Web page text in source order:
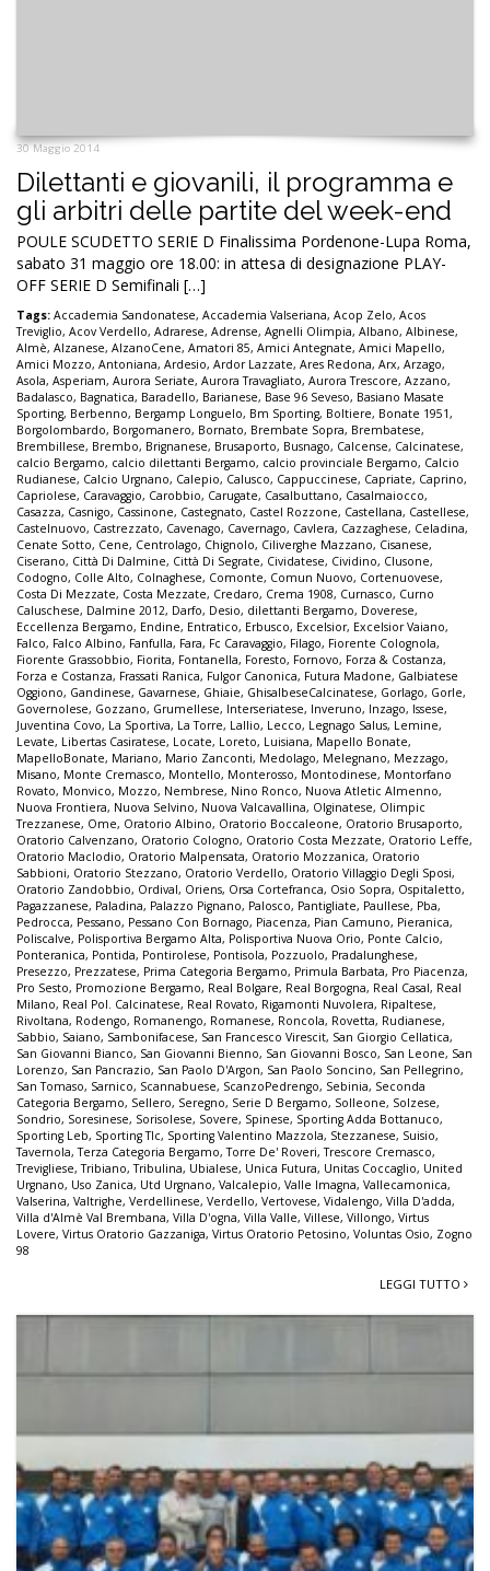
30 Maggio 2014
Dilettanti e giovanili, il programma e
gli arbitri delle partite del week-end
POULE SCUDETTO SERIE D Finalissima Pordenone-Lupa Roma,
sabato 31 maggio ore 18.00: in attesa di designazione PLAY-
OFF SERIE D Semifinali […]
Tags: Accademia Sandonatese, Accademia Valseriana, Acop Zelo, Acos
Treviglio, Acov Verdello, Adrarese, Adrense, Agnelli Olimpia, Albano, Albinese,
Almè, Alzanese, AlzanoCene, Amatori 85, Amici Antegnate, Amici Mapello,
Amici Mozzo, Antoniana, Ardesio, Ardor Lazzate, Ares Redona, Arx, Arzago,
Asola, Asperiam, Aurora Seriate, Aurora Travagliato, Aurora Trescore, Azzano,
Badalasco, Bagnatica, Baradello, Barianese, Base 96 Seveso, Basiano Masate
Sporting, Berbenno, Bergamp Longuelo, Bm Sporting, Boltiere, Bonate 1951,
Borgolombardo, Borgomanero, Bornato, Brembate Sopra, Brembatese,
Brembillese, Brembo, Brignanese, Brusaporto, Busnago, Calcense, Calcinatese,
calcio Bergamo, calcio dilettanti Bergamo, calcio provinciale Bergamo, Calcio
Rudianese, Calcio Urgnano, Calepio, Calusco, Cappuccinese, Capriate, Caprino,
Capriolese, Caravaggio, Carobbio, Carugate, Casalbuttano, Casalmaiocco,
Casazza, Casnigo, Cassinone, Castegnato, Castel Rozzone, Castellana, Castellese,
Castelnuovo, Castrezzato, Cavenago, Cavernago, Cavlera, Cazzaghese, Celadina,
Cenate Sotto, Cene, Centrolago, Chignolo, Ciliverghe Mazzano, Cisanese,
Ciserano, Città Di Dalmine, Città Di Segrate, Cividatese, Cividino, Clusone,
Codogno, Colle Alto, Colnaghese, Comonte, Comun Nuovo, Cortenuovese,
Costa Di Mezzate, Costa Mezzate, Credaro, Crema 1908, Curnasco, Curno
Caluschese, Dalmine 2012, Darfo, Desio, dilettanti Bergamo, Doverese,
Eccellenza Bergamo, Endine, Entratico, Erbusco, Excelsior, Excelsior Vaiano,
Falco, Falco Albino, Fanfulla, Fara, Fc Caravaggio, Filago, Fiorente Colognola,
Fiorente Grassobbio, Fiorita, Fontanella, Foresto, Fornovo, Forza & Costanza,
Forza e Costanza, Frassati Ranica, Fulgor Canonica, Futura Madone, Galbiatese
Oggiono, Gandinese, Gavarnese, Ghiaie, GhisalbeseCalcinatese, Gorlago, Gorle,
Governolese, Gozzano, Grumellese, Interseriatese, Inveruno, Inzago, Issese,
Juventina Covo, La Sportiva, La Torre, Lallio, Lecco, Legnago Salus, Lemine,
Levate, Libertas Casiratese, Locate, Loreto, Luisiana, Mapello Bonate,
MapelloBonate, Mariano, Mario Zanconti, Medolago, Melegnano, Mezzago,
Misano, Monte Cremasco, Montello, Monterosso, Montodinese, Montorfano
Rovato, Monvico, Mozzo, Nembrese, Nino Ronco, Nuova Atletic Almenno,
Nuova Frontiera, Nuova Selvino, Nuova Valcavallina, Olginatese, Olimpic
Trezzanese, Ome, Oratorio Albino, Oratorio Boccaleone, Oratorio Brusaporto,
Oratorio Calvenzano, Oratorio Cologno, Oratorio Costa Mezzate, Oratorio Leffe,
Oratorio Maclodio, Oratorio Malpensata, Oratorio Mozzanica, Oratorio
Sabbioni, Oratorio Stezzano, Oratorio Verdello, Oratorio Villaggio Degli Sposi,
Oratorio Zandobbio, Ordival, Oriens, Orsa Cortefranca, Osio Sopra, Ospitaletto,
Pagazzanese, Paladina, Palazzo Pignano, Palosco, Pantigliate, Paullese, Pba,
Pedrocca, Pessano, Pessano Con Bornago, Piacenza, Pian Camuno, Pieranica,
Poliscalve, Polisportiva Bergamo Alta, Polisportiva Nuova Orio, Ponte Calcio,
Ponteranica, Pontida, Pontirolese, Pontisola, Pozzuolo, Pradalunghese,
Presezzo, Prezzatese, Prima Categoria Bergamo, Primula Barbata, Pro Piacenza,
Pro Sesto, Promozione Bergamo, Real Bolgare, Real Borgogna, Real Casal, Real
Milano, Real Pol. Calcinatese, Real Rovato, Rigamonti Nuvolera, Ripaltese,
Rivoltana, Rodengo, Romanengo, Romanese, Roncola, Rovetta, Rudianese,
Sabbio, Saiano, Sambonifacese, San Francesco Virescit, San Giorgio Cellatica,
San Giovanni Bianco, San Giovanni Bienno, San Giovanni Bosco, San Leone, San
Lorenzo, San Pancrazio, San Paolo D'Argon, San Paolo Soncino, San Pellegrino,
San Tomaso, Sarnico, Scannabuese, ScanzoPedrengo, Sebinia, Seconda
Categoria Bergamo, Sellero, Seregno, Serie D Bergamo, Solleone, Solzese,
Sondrio, Soresinese, Sorisolese, Sovere, Spinese, Sporting Adda Bottanuco,
Sporting Leb, Sporting Tlc, Sporting Valentino Mazzola, Stezzanese, Suisio,
Tavernola,Terza Categoria Bergamo,Torre De' Roveri,Trescore Cremasco,
Trevigliese,Tribiano,Tribulina, Ubialese, Unica Futura, Unitas Coccaglio, United
Urgnano, Uso Zanica, Utd Urgnano, Valcalepio, Valle Imagna, Vallecamonica,
Valserina, Valtrighe, Verdellinese, Verdello, Vertovese, Vidalengo, Villa D'adda,
Villa d'Almè Val Brembana, Villa D'ogna, Villa Valle, Villese, Villongo, Virtus
Lovere, Virtus Oratorio Gazzaniga, Virtus Oratorio Petosino, Voluntas Osio, Zogno
98
LEGGI TUTTO